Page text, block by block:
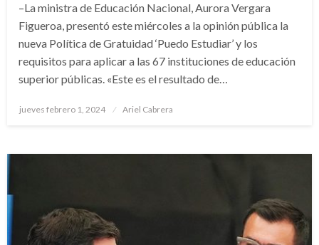
–La ministra de Educación Nacional, Aurora Vergara
Figueroa, presentó este miércoles a la opinión pública la
nueva Política de Gratuidad ‘Puedo Estudiar’ y los
requisitos para aplicar a las 67 instituciones de educación
superior públicas. «Este es el resultado de…
Publicado
jueves febrero 1, 2024 Ariel Cabrera